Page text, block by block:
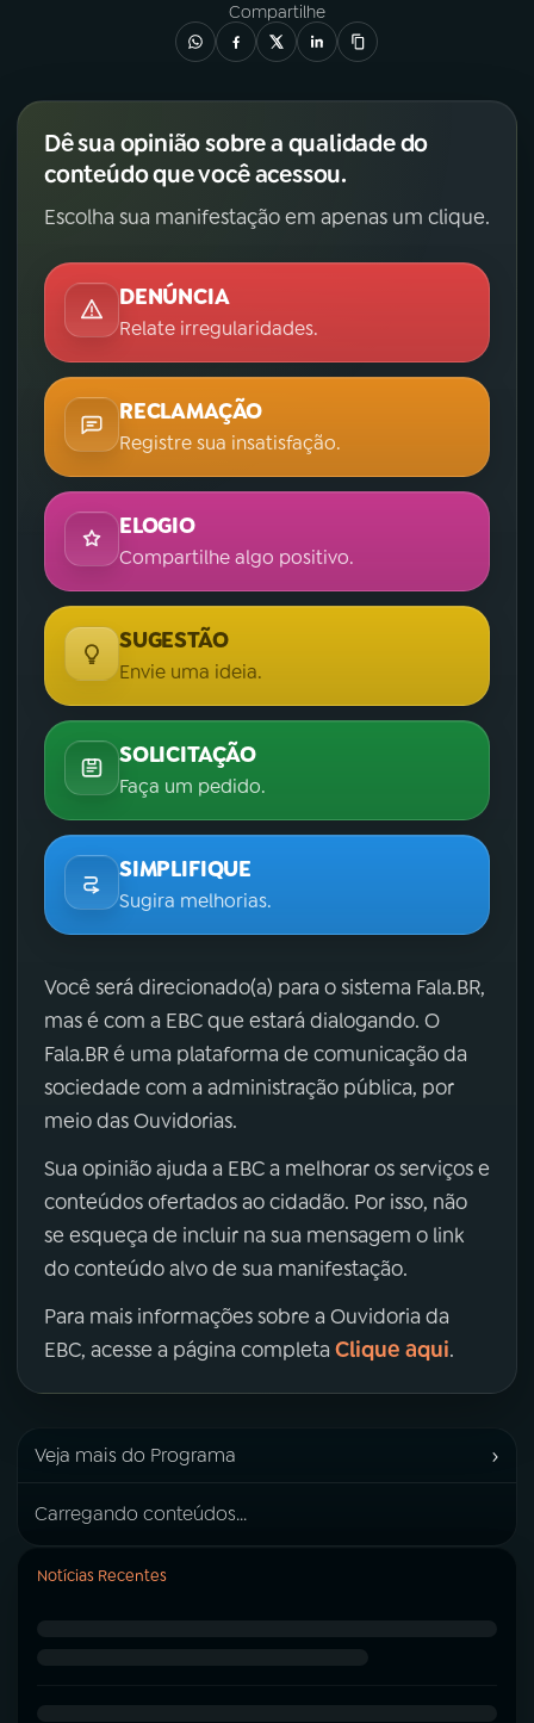
Compartilhe
Dê sua opinião sobre a qualidade do
conteúdo que você acessou.
Escolha sua manifestação em apenas um clique.
DENÚNCIA
Relate irregularidades.
RECLAMAÇÃO
Registre sua insatisfação.
ELOGIO
Compartilhe algo positivo.
SUGESTÃO
Envie uma ideia.
SOLICITAÇÃO
Faça um pedido.
SIMPLIFIQUE
Sugira melhorias.
Você será direcionado(a) para o sistema Fala.BR,
mas é com a EBC que estará dialogando. O
Fala.BR é uma plataforma de comunicação da
sociedade com a administração pública, por
meio das Ouvidorias.
Sua opinião ajuda a EBC a melhorar os serviços e
conteúdos ofertados ao cidadão. Por isso, não
se esqueça de incluir na sua mensagem o link
do conteúdo alvo de sua manifestação.
Para mais informações sobre a Ouvidoria da
EBC, acesse a página completa Clique aqui.
Veja mais do Programa ›
Carregando conteúdos...
Notícias Recentes